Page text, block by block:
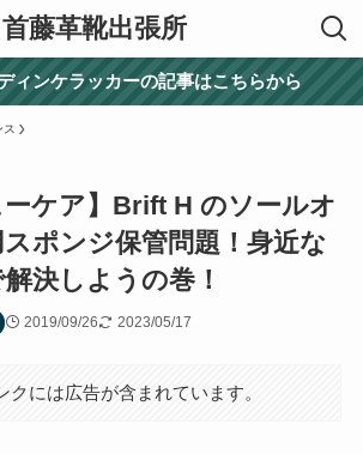
首藤革靴出張所
ィンケラッカーの記事はこちらから
ーケア】Brift H のソールオ
ポンジ保管問題！身近な
決しようの巻！
2019/09/26 2023/05/17
クには広告が含まれています。